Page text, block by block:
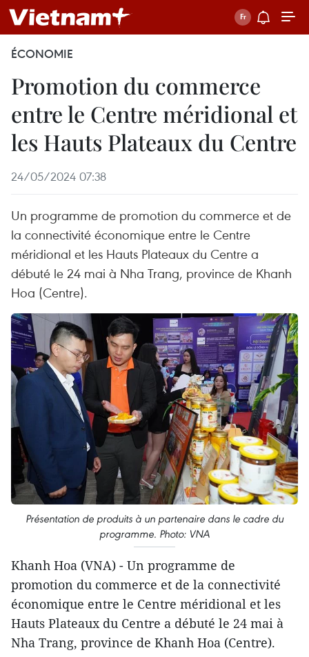
ÉCONOMIE
Promotion du commerce
entre le Centre méridional et
les Hauts Plateaux du Centre
24/05/2024 07:38
Un programme de promotion du commerce et de
la connectivité économique entre le Centre
méridional et les Hauts Plateaux du Centre a
débuté le 24 mai à Nha Trang, province de Khanh
Hoa (Centre).
Présentation de produits à un partenaire dans le cadre du
programme. Photo: VNA
Khanh Hoa (VNA) - Un programme de
promotion du commerce et de la connectivité
économique entre le Centre méridional et les
Hauts Plateaux du Centre a débuté le 24 mai à
Nha Trang, province de Khanh Hoa (Centre).